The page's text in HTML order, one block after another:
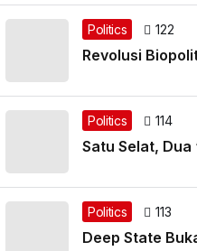
Politics 122
Revolusi
Politics 114
Satu Selat, Dua
Politics 113
Deep State